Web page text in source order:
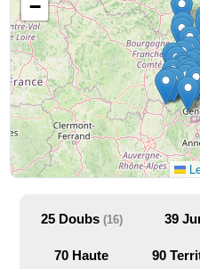
−
25 Doubs (16)
70
39
90 Territoire de